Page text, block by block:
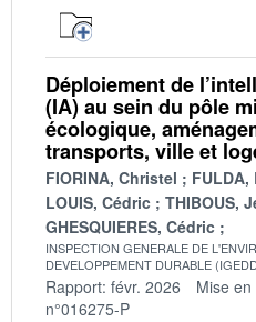
Déploiement de
(IA) au sein du pôle
écologique,
transports, ville et
FIORINA, Christel
FULDA,
LOUIS, Cédric
THIBOUS,
GHESQUIERES, Cédric
INSPECTION GENERALE DE
DEVELOPPEMENT DURABLE
Rapport: févr. 2026 Mise
n°016275-P